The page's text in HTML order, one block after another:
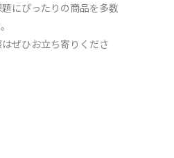
にぴったりの商品を多数
ぜひお立ち寄りくださ